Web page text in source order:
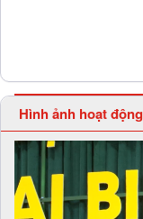
Hình ảnh hoạt động